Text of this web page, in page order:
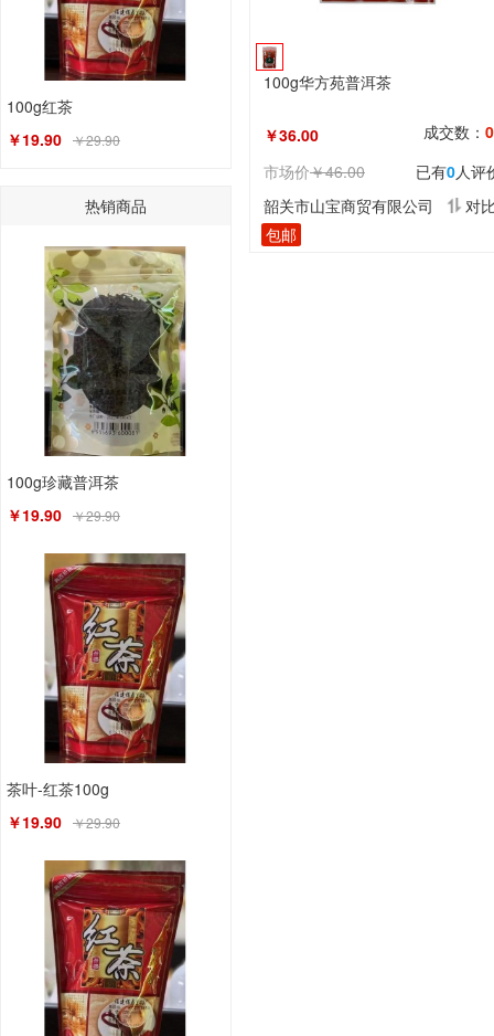
100g红茶
￥19.90 ￥29.90
热销商品
100g珍藏普洱茶
￥19.90 ￥29.90
茶叶-红茶100g
￥19.90 ￥29.90
100g华方苑普洱茶
￥36.00 成交数： 0
市场价￥46.00 已有0人评
韶关市山宝商贸有限公司
对
包邮